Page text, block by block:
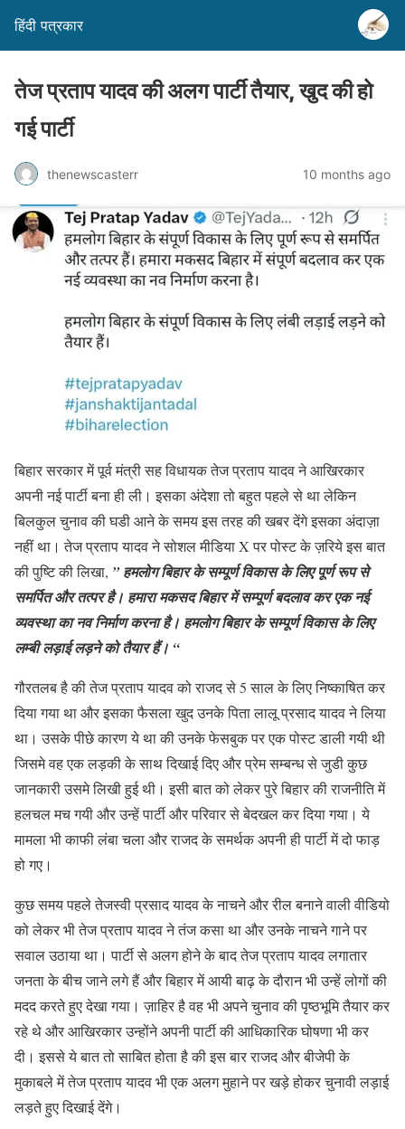
हिंदी पत्रकार
तेज प्रताप यादव की अलग पार्टी तैयार, खुद की हो
गई पार्टी
thenewscasterr 10 months ago
बिहार सरकार में पूर्व मंत्री सह विधायक तेज प्रताप यादव ने आखिरकार
अपनी नई पार्टी बना ही ली। इसका अंदेशा तो बहुत पहले से था लेकिन
बिलकुल चुनाव की घडी आने के समय इस तरह की खबर देंगे इसका अंदाज़ा
नहीं था। तेज प्रताप यादव ने सोशल मीडिया X पर पोस्ट के ज़रिये इस बात
की पुष्टि की लिखा, ” हमलोग बिहार के सम्पूर्ण विकास के लिए पूर्ण रूप से
समर्पित और तत्पर है। हमारा मकसद बिहार में सम्पूर्ण बदलाव कर एक नई
व्यवस्था का नव निर्माण करना है। हमलोग बिहार के सम्पूर्ण विकास के लिए
लम्बी लड़ाई लड़ने को तैयार हैं। “
गौरतलब है की तेज प्रताप यादव को राजद से 5 साल के लिए निष्काषित कर
दिया गया था और इसका फैसला खुद उनके पिता लालू प्रसाद यादव ने लिया
था। उसके पीछे कारण ये था की उनके फेसबुक पर एक पोस्ट डाली गयी थी
जिसमे वह एक लड़की के साथ दिखाई दिए और प्रेम सम्बन्ध से जुडी कुछ
जानकारी उसमे लिखी हुई थी। इसी बात को लेकर पुरे बिहार की राजनीति में
हलचल मच गयी और उन्हें पार्टी और परिवार से बेदखल कर दिया गया। ये
मामला भी काफी लंबा चला और राजद के समर्थक अपनी ही पार्टी में दो फाड़
हो गए।
कुछ समय पहले तेजस्वी प्रसाद यादव के नाचने और रील बनाने वाली वीडियो
को लेकर भी तेज प्रताप यादव ने तंज कसा था और उनके नाचने गाने पर
सवाल उठाया था। पार्टी से अलग होने के बाद तेज प्रताप यादव लगातार
जनता के बीच जाने लगे हैं और बिहार में आयी बाढ़ के दौरान भी उन्हें लोगों की
मदद करते हुए देखा गया। ज़ाहिर है वह भी अपने चुनाव की पृष्ठभूमि तैयार कर
रहे थे और आखिरकार उन्होंने अपनी पार्टी की आधिकारिक घोषणा भी कर
दी। इससे ये बात तो साबित होता है की इस बार राजद और बीजेपी के
मुकाबले में तेज प्रताप यादव भी एक अलग मुहाने पर खड़े होकर चुनावी लड़ाई
लड़ते हुए दिखाई देंगे।